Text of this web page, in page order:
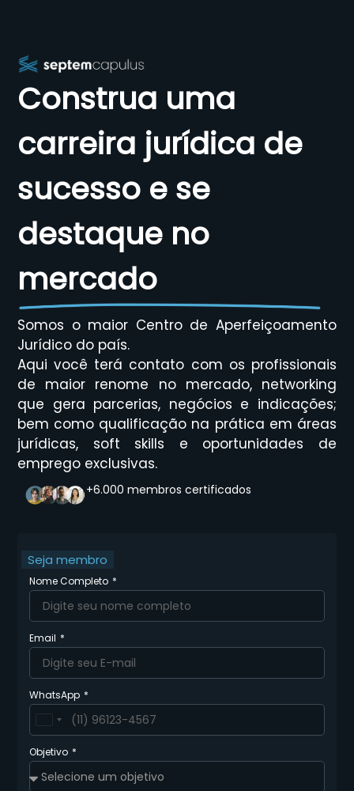
Construa uma
carreira jurídica de
sucesso e se
destaque no
mercado
Somos o maior Centro de Aperfeiçoamento
Jurídico do país.
Aqui você terá contato com os profissionais
de maior renome no mercado, networking
que gera parcerias, negócios e indicações;
bem como qualificação na prática em áreas
jurídicas, soft skills e oportunidades de
emprego exclusivas.
+6.000 membros certificados
Seja membro
Nome Completo
Email
WhatsApp
Brazil
Objetivo